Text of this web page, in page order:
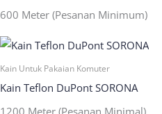
600 Meter (Pesanan Minimum)
Kain Untuk Pakaian Komuter
Kain Teflon DuPont SORONA